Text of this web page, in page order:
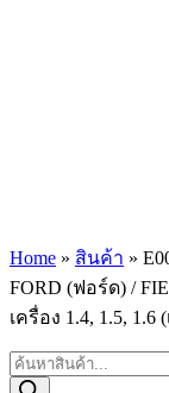
Home » สินค้า »
FORD (ฟอร์ด) /
เครื่อง 1.4, 1.5, 1.6
Products
search